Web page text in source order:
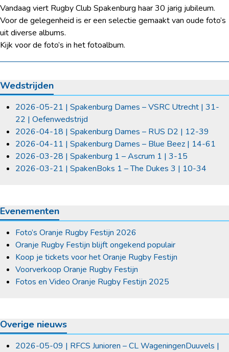
Vandaag viert Rugby Club Spakenburg haar 30 jarig jubileum.
Voor de gelegenheid is er een selectie gemaakt van oude foto’s
uit diverse albums.
Kijk voor de foto’s in het fotoalbum.
Wedstrijden
2026-05-21 | Spakenburg Dames – VSRC Utrecht | 31-
22 | Oefenwedstrijd
2026-04-18 | Spakenburg Dames – RUS D2 | 12-39
2026-04-11 | Spakenburg Dames – Blue Beez | 14-61
2026-03-28 | Spakenburg 1 – Ascrum 1 | 3-15
2026-03-21 | SpakenBoks 1 – The Dukes 3 | 10-34
Evenementen
Foto’s Oranje Rugby Festijn 2026
Oranje Rugby Festijn blijft ongekend populair
Koop je tickets voor het Oranje Rugby Festijn
Voorverkoop Oranje Rugby Festijn
Fotos en Video Oranje Rugby Festijn 2025
Overige nieuws
2026-05-09 | RFCS Junioren – CL WageningenDuuvels |